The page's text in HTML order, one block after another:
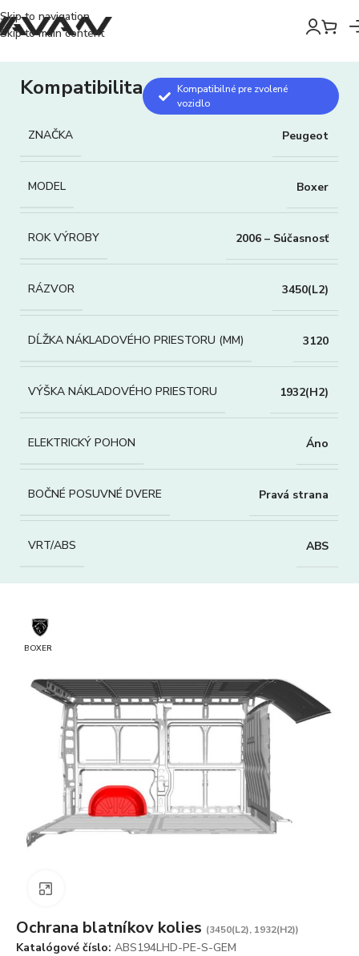
Skip to navigation
Skip to main content
Kompatibilita
Kompatibilné pre zvolené
vozidlo
ZNAČKA Peugeot
MODEL Boxer
ROK VÝROBY 2006 – Súčasnosť
RÁZVOR 3450(L2)
DĹŽKA NÁKLADOVÉHO PRIESTORU (MM) 3120
VÝŠKA NÁKLADOVÉHO PRIESTORU 1932(H2)
ELEKTRICKÝ POHON Áno
BOČNÉ POSUVNÉ DVERE Pravá strana
VRT/ABS ABS
BOXER
Ochrana blatníkov kolies (3450(L2), 1932(H2))
Katalógové číslo: ABS194LHD-PE-S-GEM